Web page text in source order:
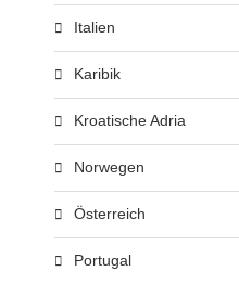
Italien
Karibik
Kroatische Adria
Norwegen
Österreich
Portugal